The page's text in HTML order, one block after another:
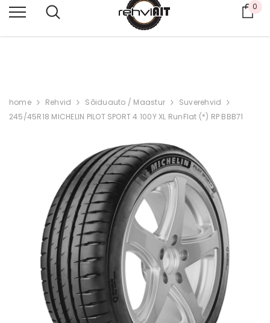
PAKUME KA LAIAS VALIKUS KASUTATUD REHVE,
ÜSI PAKKUMIST 53462990
0
home Rehvid Sõiduauto / Maastur
Suverehvid
245/45R18 MICHELIN PILOT SPORT 4 100Y XL RunFlat (*) RP BBB71